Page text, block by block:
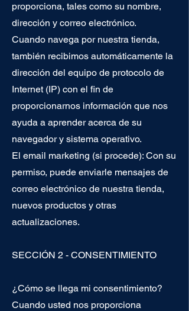
proporciona, tales como su nombre,
dirección y correo electrónico.
Cuando navega por nuestra tienda,
también recibimos automáticamente la
dirección del equipo de protocolo de
Internet (IP) con el fin de
proporcionarnos información que nos
ayuda a aprender acerca de su
navegador y sistema operativo.
El email marketing (si procede): Con su
permiso, puede enviarle mensajes de
correo electrónico de nuestra tienda,
nuevos productos y otras
actualizaciones.
SECCIÓN 2 - CONSENTIMIENTO
¿Cómo se llega mi consentimiento?
Cuando usted nos proporciona